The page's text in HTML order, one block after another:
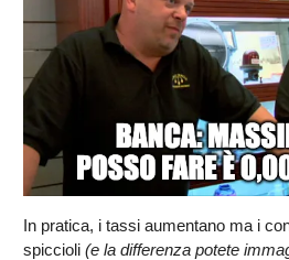
In pratica, i tassi aumentano ma i
spiccioli (e la differenza potete